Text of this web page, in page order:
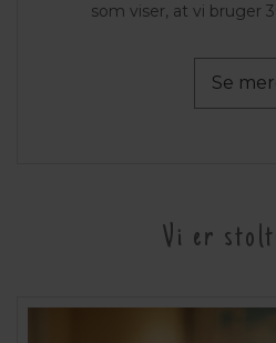
som viser, at vi bruger
Se
Vi er